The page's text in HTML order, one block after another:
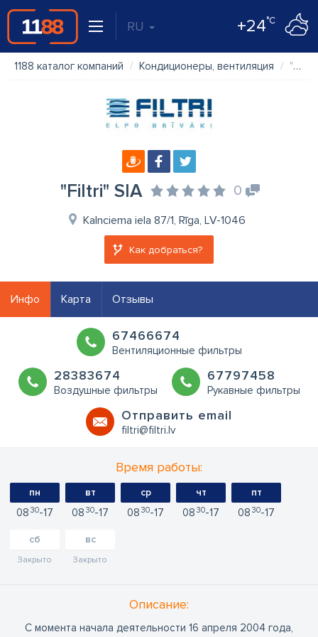
RU +24°C
1188 каталог компаний Кондиционеры, вентиляция "Filtri" SIA
"Filtri" SIA 0
Kalnciema iela 87/1, Rīga, LV-1046
Как добраться?
Инфо Карта Отзывы
67466674
Вентиляционные фильтры
28383674
Воздушные фильтры
67797458
Рукавные фильтры
Oтправить email
filtri@filtri.lv
Время работы:
пн
08 30 17
вт
08 30 17
ср
08 30 17
чт
08 30 17
пт
08 30 17
сб
Закрыто
вс
Закрыто
Oписание:
С момента начала деятельности 16 апреля 2004 года,